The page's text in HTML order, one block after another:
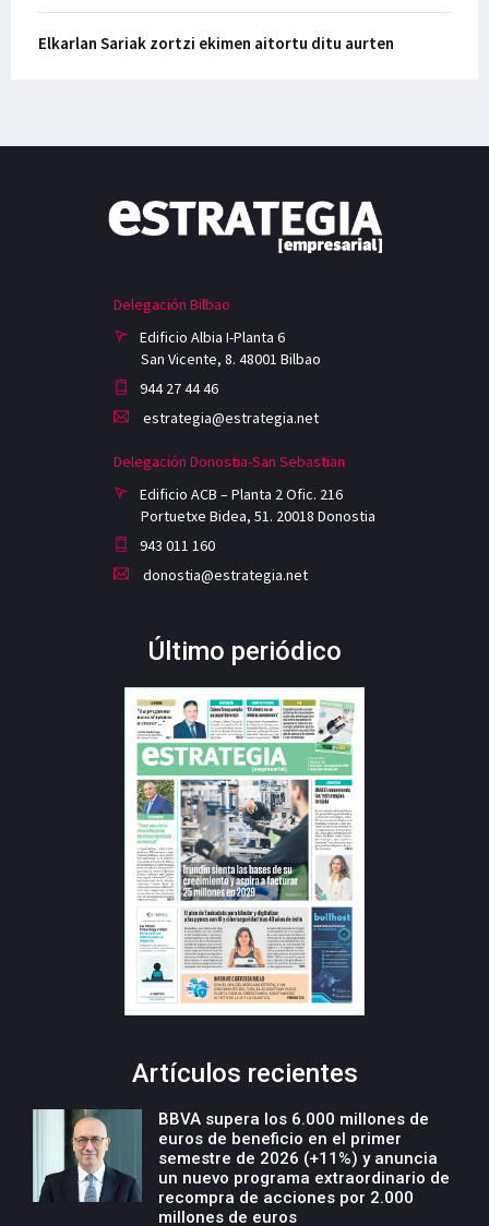
Elkarlan Sariak zortzi ekimen aitortu ditu aurten
Delegación Bilbao
Edificio Albia I-Planta 6
San Vicente, 8. 48001 Bilbao
944 27 44 46
estrategia@estrategia.net
Delegación Donostia-San Sebastian
Edificio ACB – Planta 2 Ofic. 216
Portuetxe Bidea, 51. 20018 Donostia
943 011 160
donostia@estrategia.net
Último periódico
Artículos recientes
BBVA supera los 6.000 millones de
euros de beneficio en el primer
semestre de 2026 (+11%) y anuncia
un nuevo programa extraordinario de
recompra de acciones por 2.000
millones de euros